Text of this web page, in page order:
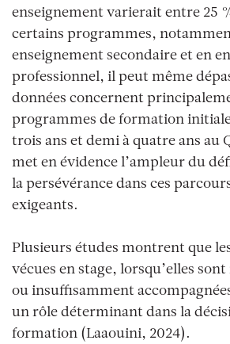
enseignement varierait entre 25
certains programmes,
enseignement secondaire et en
professionnel, il peut même
données concernent
programmes de formation
trois ans et demi à quatre ans au
met en évidence l’ampleur du
la persévérance dans ces
exigeants.
Plusieurs études montrent que
vécues en stage, lorsqu’elles
ou insuffisamment
un rôle déterminant dans la
formation (Laaouini, 2024).